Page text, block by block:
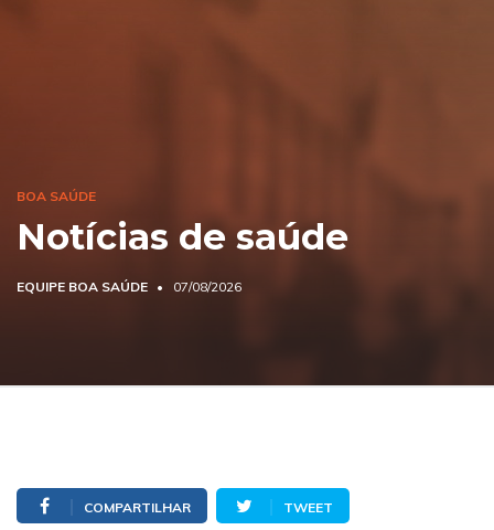
BOA SAÚDE
Notícias de saúde
EQUIPE BOA SAÚDE 07/08/2026
COMPARTILHAR TWEET